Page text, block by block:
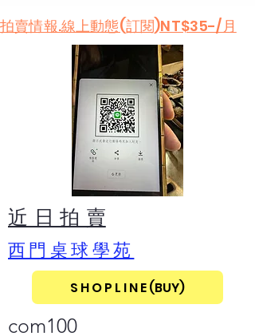
​拍賣情報.線上動態(訂閱)NT$35-/月
​近 日 拍 賣
​西門桌球學苑
S H O P L I N E (BUY)
com100